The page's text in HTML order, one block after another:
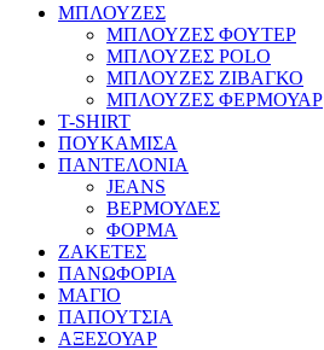
ΜΠΛΟΥΖΕΣ
ΜΠΛΟΥΖΕΣ ΦΟΥΤΕΡ
ΜΠΛΟΥΖΕΣ POLO
ΜΠΛΟΥΖΕΣ ΖΙΒΑΓΚΟ
ΜΠΛΟΥΖΕΣ ΦΕΡΜΟΥΑΡ
T-SHIRT
ΠΟΥΚΑΜΙΣΑ
ΠΑΝΤΕΛΟΝΙΑ
JEANS
ΒΕΡΜΟΥΔΕΣ
ΦΟΡΜΑ
ΖΑΚΕΤΕΣ
ΠΑΝΩΦΟΡΙΑ
ΜΑΓΙΟ
ΠΑΠΟΥΤΣΙΑ
ΑΞΕΣΟΥΑΡ